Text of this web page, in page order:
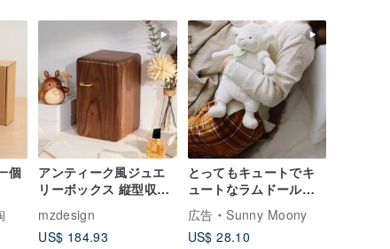
個
アンティーク風ジュエ
リーボックス 縦型収納
ネックレス アクセサリ
ー 指輪 ウォールナット
mzdesign
US$ 184.93
とってもキュートでキ
ュートなラムドールウ
ォーマーバッグに毎日
癒されます
広告
Sunny Moony
US$ 28.10